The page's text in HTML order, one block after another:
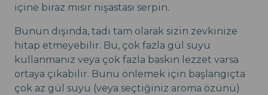
içine biraz mısır nişastası serpin.
Bunun dışında, tadı tam olarak sizin zevkinize
hitap etmeyebilir. Bu, çok fazla gül suyu
kullanmanız veya çok fazla baskın lezzet varsa
ortaya çıkabilir. Bunu önlemek için başlangıçta
çok az gül suyu (veya seçtiğiniz aroma özünü)